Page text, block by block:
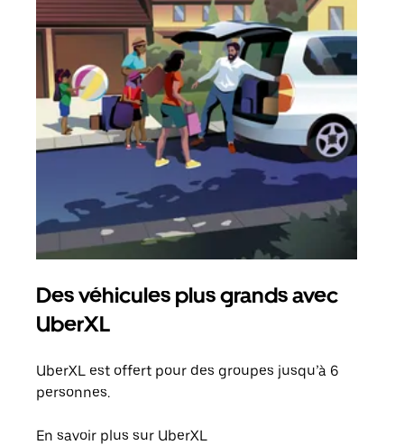
Des véhicules plus grands avec
UberXL
UberXL est offert pour des groupes jusqu’à 6
personnes.
En savoir plus sur UberXL